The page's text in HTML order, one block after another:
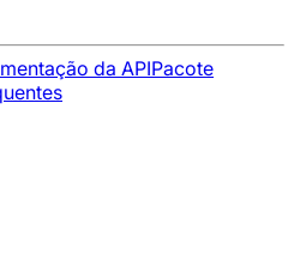
da APIPacote